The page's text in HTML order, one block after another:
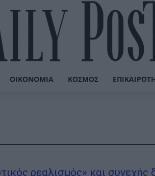
ΟΙΚΟΝΟΜΊΑ ΚΌΣΜΟΣ
ρεαλισμός» και συνεχής